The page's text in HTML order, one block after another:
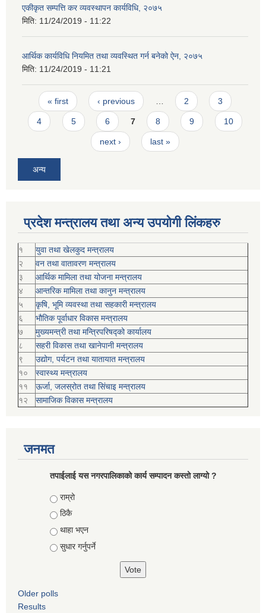
एकीकृत सम्पत्ति कर व्यवस्थापन कार्यविधि, २०७५
मिति: 11/24/2019 - 11:22
आर्थिक कार्यविधि नियमित तथा व्यवस्थित गर्न बनेको ऐन, २०७५
मिति: 11/24/2019 - 11:21
Pages
« first ‹ previous … 2 3
4 5 6 7 8 9 10
next › last »
अन्य
प्रदेश मन्त्रालय तथा अन्य उपयोगी लिंकहरु
१
युवा तथा खेलकुद मन्त्रालय
२
वन तथा वातावरण मन्त्रालय
३
आर्थिक मामिला तथा योजना मन्त्रालय
४
आन्तरिक मामिला तथा कानुन मन्त्रालय
५
कृषि, भूमि व्यवस्था तथा सहकारी मन्त्रालय
६
भौतिक पूर्वाधार विकास मन्त्रालय
७
मुख्यमन्त्री तथा मन्त्रिपरिषद्को कार्यालय
८
सहरी विकास तथा खानेपानी मन्त्रालय
९
उद्योग, पर्यटन तथा यातायात मन्त्रालय
१०
स्वास्थ्य मन्त्रालय
११
ऊर्जा, जलस्रोत तथा सिंचाइ मन्त्रालय
१२
सामाजिक विकास मन्‍‍त्रालय
जनमत
तपाईलाई यस नगरपालिकाको कार्य सम्पादन कस्तो लाग्यो ?
Choices
राम्रो
ठिकै
थाहा भएन
सुधार गर्नुपर्ने
Older polls
Results